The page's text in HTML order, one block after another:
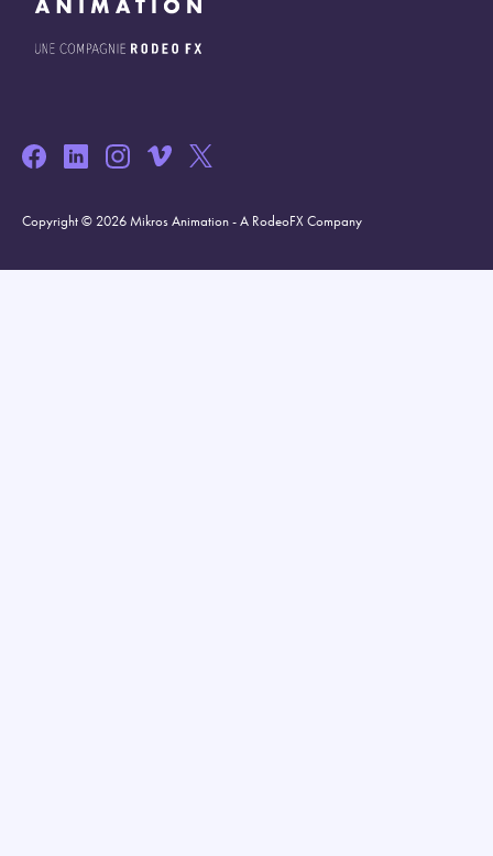
Copyright © 2026 Mikros Animation - A RodeoFX Company